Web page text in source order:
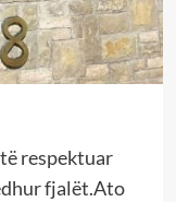
respektuar
fjalët.Ato